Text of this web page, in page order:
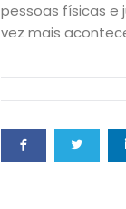
pessoas físicas e
vez mais